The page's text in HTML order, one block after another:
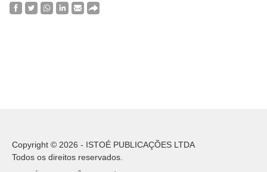
Copyright © 2026 - ISTOÉ PUBLICAÇÕES LTDA
Todos os direitos reservados.